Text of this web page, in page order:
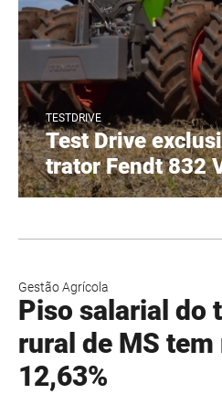
TESTDRIVE
Test Drive
trator Fendt 832
Gestão Agrícola
Piso salarial do
rural de MS
12,63%